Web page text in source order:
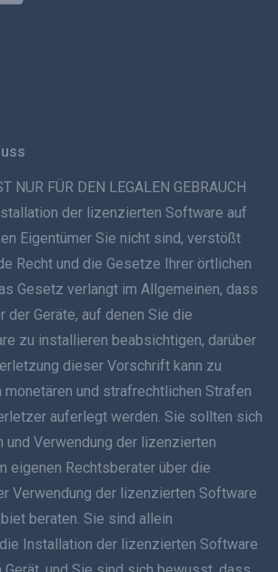
ทยNUR FÜR DEN LEGALEN GEBRAUCH
der lizenzierten Software auf
Eigentümer Sie nicht sind, verstößt
Recht und die Gesetze Ihrer örtlichen
Gesetz verlangt im Allgemeinen, dass
der Geräte, auf denen Sie die
zu installieren beabsichtigen, darüber
dieser Vorschrift kann zu
und strafrechtlichen Strafen
auferlegt werden. Sie sollten sich
und Verwendung der lizenzierten
eigenen Rechtsberater über die
Verwendung der lizenzierten Software
beraten. Sie sind allein
Installation der lizenzierten Software